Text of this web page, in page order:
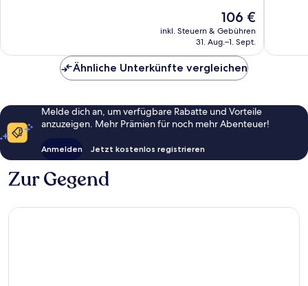
Der
Preis
beträgt
106 €
inkl. Steuern & Gebühren
31. Aug.–1. Sept.
Ähnliche Unterkünfte vergleichen
Melde dich an, um verfügbare Rabatte und Vorteile
anzuzeigen. Mehr Prämien für noch mehr Abenteuer!
Anmelden Jetzt kostenlos registrieren
Zur Gegend